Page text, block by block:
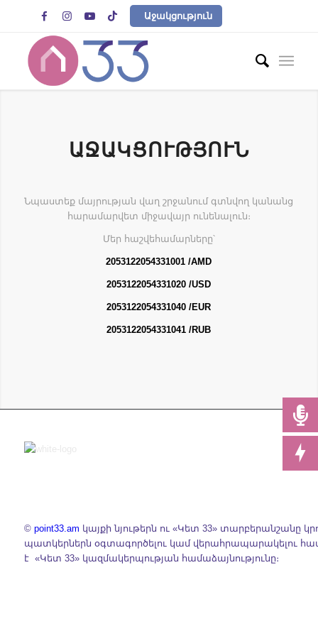
    Աջակցություն
ԱՋԱԿՑՈՒԹՅՈՒՆ
Նպաստեք մայրության վաղ շրջանում գտնվող կանանց
հարամարվետ միջավայր ունենալուն։
Մեր հաշվեհամարները՝
2053122054331001 /AMD
2053122054331020 /USD
2053122054331040 /EUR
2053122054331041 /RUB
© point33.am կայքի նյութերն ու «Կետ 33» տարբերանշանը
պատկերներն օգտագործելու կամ վերահրապարակելու
է «Կետ 33» կազմակերպության համաձայնությունը։